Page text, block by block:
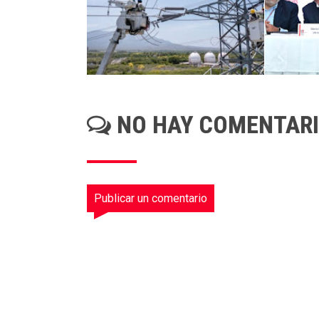
NO HAY
Publicar un comentario